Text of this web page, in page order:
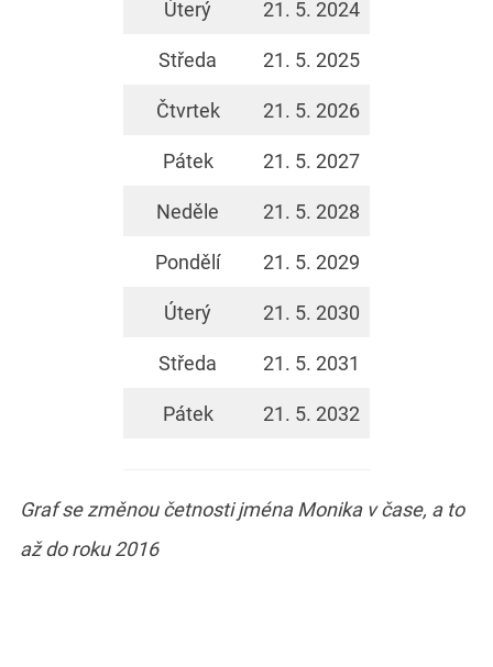
Úterý 21. 5. 2024
Středa 21. 5. 2025
Čtvrtek 21. 5. 2026
Pátek 21. 5. 2027
Neděle 21. 5. 2028
Pondělí 21. 5. 2029
Úterý 21. 5. 2030
Středa 21. 5. 2031
Pátek 21. 5. 2032
Graf se změnou četnosti jména Monika v čase, a to
až do roku 2016